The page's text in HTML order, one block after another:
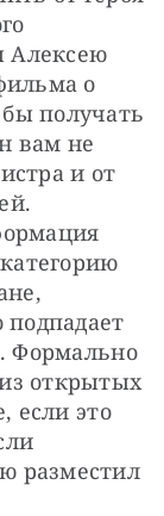
Алексею
о
получать
вам не
и от
Формально
открытых
если это
разместил